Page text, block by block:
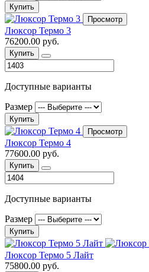
Купить
Просмотр
Люксор Термо 3
76200.00 руб.
Купить
Доступные варианты
Размер
Купить
Просмотр
Люксор Термо 4
77600.00 руб.
Купить
Доступные варианты
Размер
Купить
Люксор Термо 5 Лайт
75800.00 руб.